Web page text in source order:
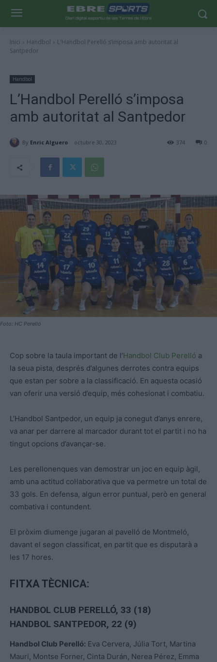
Inici Handbol
L'Handbol Perelló s’imposa amb autoritat al
Santpedor
Handbol
L’Handbol Perelló s’imposa
amb autoritat al Santpedor
By Enric Alguero octubre 30, 2023 0
374
Foto: HC Perelló
Cop sobre la taula important de l’Handbol Club Perelló a
la seua pista, després d’algunes derrotes contra equips
que estan per sobre a la classificació. En aquesta ocasió
van oferir una versió d’equip, més cohesionat i combatiu.
L’Handbol Santpedor, un equip ja conegut d’anys enrere,
va anar per darrere al marcador durant tot el partit i no ha
tingut opcions d’avançar-se.
Les perellonenques van demostrar un joc en equip àgil,
amb una actitud col·laborativa que va permetre un total de
33 gols. En defensa, algun error puntual, però en general
combativa i contundent.
El pròxim diumenge jugaran al pavelló de Montmeló,
davant el segon classificat, en partit que es disputarà a
les 17 hores.
FITXA TÈCNICA:
HANDBOL CLUB PERELLÓ, 33 (18)
HANDBOL SANTPEDOR, 22 (9)
Handbol Club Perelló: Eva Cervera, Júlia Tort, Martina
Mauri, Montse Forner, Cinta Durán, Nerea Pérez, Emma